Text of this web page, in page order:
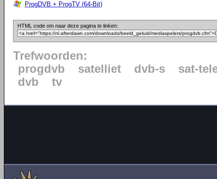
ProgDVB + ProgTV (64-Bit)
HTML code om naar deze pagina te linken:
Trefwoorden:
progdvb
satelliet dvb-s
sat-
dvb
tv